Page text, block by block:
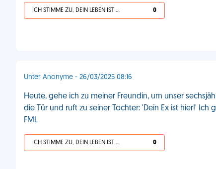
ICH STIMME ZU, DEIN LEBEN IST SCHEISSE 0
Unter Anonyme - 26/03/2025 08:16
Heute, gehe ich zu meiner Freundin, um unser
die Tür und ruft zu seiner Tochter: 'Dein Ex ist hier!' Ich
FML
ICH STIMME ZU, DEIN LEBEN IST SCHEISSE 0